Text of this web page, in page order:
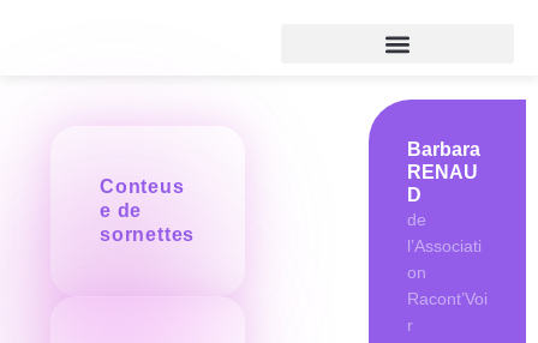
Conteus
e de
sornettes
Barbara
RENAU
D
de
l’Associati
on
Racont’Voi
r